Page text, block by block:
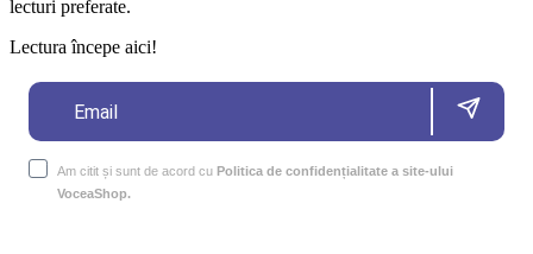
lecturi preferate.
Lectura începe aici!
Am citit și sunt de acord cu Politica de confidențialitate a site-ului
VoceaShop.